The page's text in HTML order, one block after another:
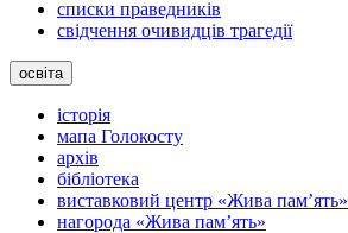
списки праведників
свідчення очивидців трагедії
освіта
історія
мапа Голокосту
архів
бібліотека
виставковий центр «Жива пам’ять»
нагорода «Жива пам’ять»